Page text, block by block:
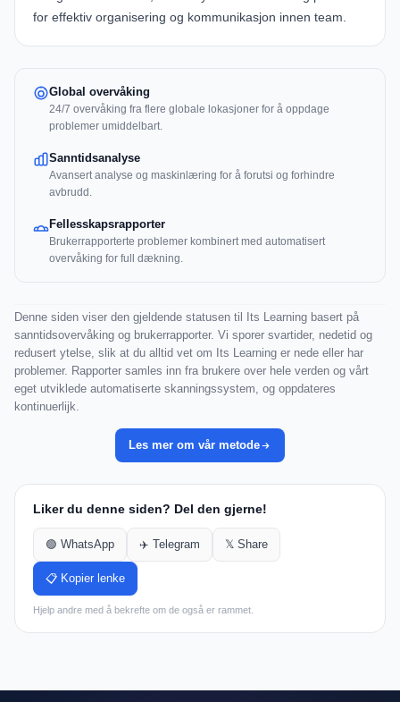
for effektiv organisering og kommunikasjon innen team.
Global overvåking
24/7 overvåking fra flere globale lokasjoner for å oppdage
problemer umiddelbart.
Sanntidsanalyse
Avansert analyse og maskinlæring for å forutsi og forhindre
avbrudd.
Fellesskapsrapporter
Brukerrapporterte problemer kombinert med automatisert
overvåking for full dækning.
Denne siden viser den gjeldende statusen til Its Learning basert på
sanntidsovervåking og brukerrapporter. Vi sporer svartider, nedetid og
redusert ytelse, slik at du alltid vet om Its Learning er nede eller har
problemer. Rapporter samles inn fra brukere over hele verden og vårt
eget utviklede automatiserte skanningssystem, og oppdateres
kontinuerlijk.
Les mer om vår metode
Liker du denne siden? Del den gjerne!
🟢 WhatsApp ✈️ Telegram 𝕏 Share
📋 Kopier lenke
Hjelp andre med å bekrefte om de også er rammet.